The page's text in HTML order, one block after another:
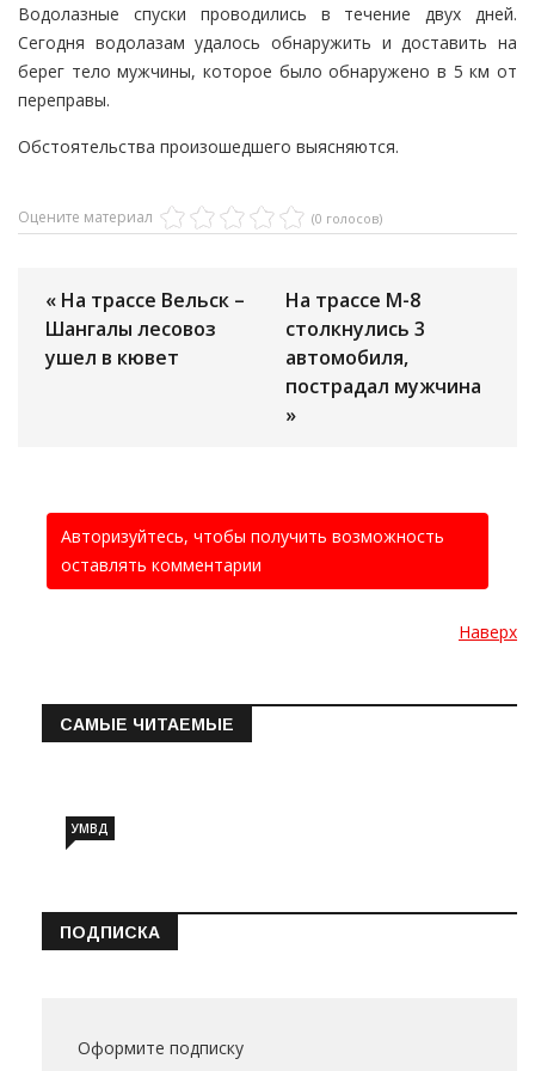
Водолазные спуски проводились в течение двух дней.
Сегодня водолазам удалось обнаружить и доставить на
берег тело мужчины, которое было обнаружено в 5 км от
переправы.
Обстоятельства произошедшего выясняются.
Оцените материал (0 голосов)
« На трассе Вельск –
Шангалы лесовоз
ушел в кювет
На трассе М-8
столкнулись 3
автомобиля,
пострадал мужчина
»
Авторизуйтесь, чтобы получить возможность
оставлять комментарии
Наверх
САМЫЕ ЧИТАЕМЫЕ
УМВД
ПОДПИСКА
Оформите подписку